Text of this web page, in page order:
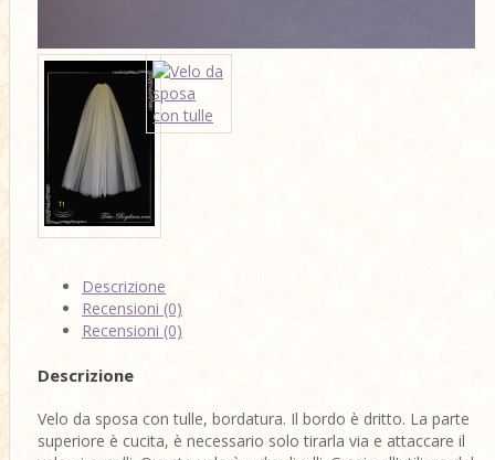
Descrizione
Recensioni (0)
Recensioni (0)
Descrizione
Velo da sposa con tulle, bordatura. Il bordo è dritto. La parte
superiore è cucita, è necessario solo tirarla via e attaccare il